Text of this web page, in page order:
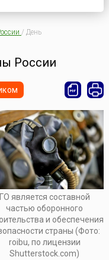
/ День
России
ГО является составной
частью оборонного
и обеспечения
страны (Фото:
roibu, по лицензии
Shutterstock.com)